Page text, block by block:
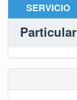
SERVICIO
Particular